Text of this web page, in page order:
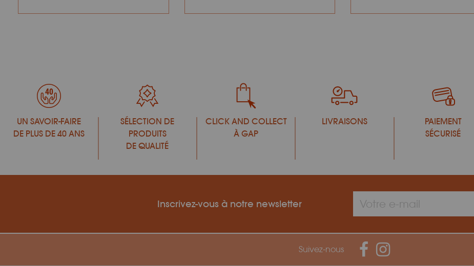
UN SAVOIR-FAIRE
DE PLUS DE 40 ANS
SÉLECTION DE
PRODUITS
DE QUALITÉ
CLICK AND COLLECT
À GAP
LIVRAISONS
PAIEMENT
SÉCURISÉ
Inscrivez-vous à notre newsletter
Suivez-nous